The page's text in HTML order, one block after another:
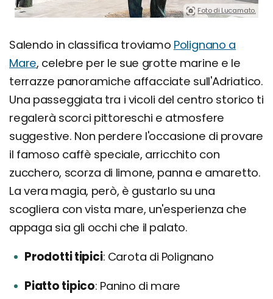
Foto di Lucamato.
Salendo in classifica troviamo Polignano a
Mare, celebre per le sue grotte marine e le
terrazze panoramiche affacciate sull'Adriatico.
Una passeggiata tra i vicoli del centro storico ti
regalerà scorci pittoreschi e atmosfere
suggestive. Non perdere l'occasione di provare
il famoso caffè speciale, arricchito con
zucchero, scorza di limone, panna e amaretto.
La vera magia, però, è gustarlo su una
scogliera con vista mare, un'esperienza che
appaga sia gli occhi che il palato.
Prodotti tipici Carota di Polignano
Piatto tipico Panino di mare